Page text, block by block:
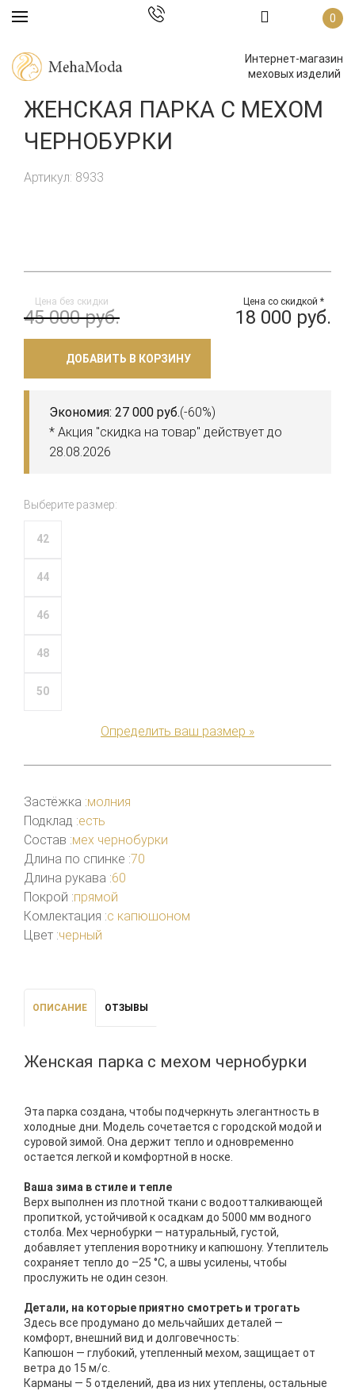
0
Интернет-магазин
меховых изделий
ЖЕНСКАЯ ПАРКА С МЕХОМ
ЧЕРНОБУРКИ
Артикул: 8933
Цена без скидки
45 000 руб.
Цена со скидкой *
18 000 руб.
ДОБАВИТЬ В КОРЗИНУ
Экономия: 27 000 руб.(-60%)
* Акция "скидка на товар" действует до
28.08.2026
Выберите размер:
42
44
46
48
50
Определить ваш размер »
Застёжка :молния
Подклад :есть
Состав :мех чернобурки
Длина по спинке :70
Длина рукава :60
Покрой :прямой
Комлектация :с капюшоном
Цвет :черный
ОПИСАНИЕ ОТЗЫВЫ
Женская парка с мехом чернобурки
Эта парка создана, чтобы подчеркнуть элегантность в
холодные дни. Модель сочетается с городской модой и
суровой зимой. Она держит тепло и одновременно
остается легкой и комфортной в носке.
Ваша зима в стиле и тепле
Верх выполнен из плотной ткани с водоотталкивающей
пропиткой, устойчивой к осадкам до 5000 мм водного
столба. Мех чернобурки — натуральный, густой,
добавляет утепления воротнику и капюшону. Утеплитель
сохраняет тепло до –25 °C, а швы усилены, чтобы
прослужить не один сезон.
Детали, на которые приятно смотреть и трогать
Здесь все продумано до мельчайших деталей —
комфорт, внешний вид и долговечность:
Капюшон — глубокий, утепленный мехом, защищает от
ветра до 15 м/с.
Карманы — 5 отделений, два из них утеплены, остальные